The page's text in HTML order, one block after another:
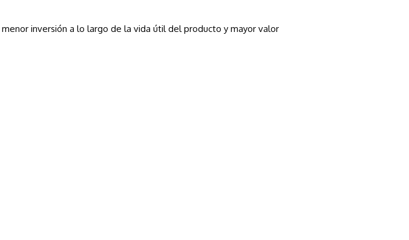
inversión a lo largo de la vida útil del producto y mayor valor